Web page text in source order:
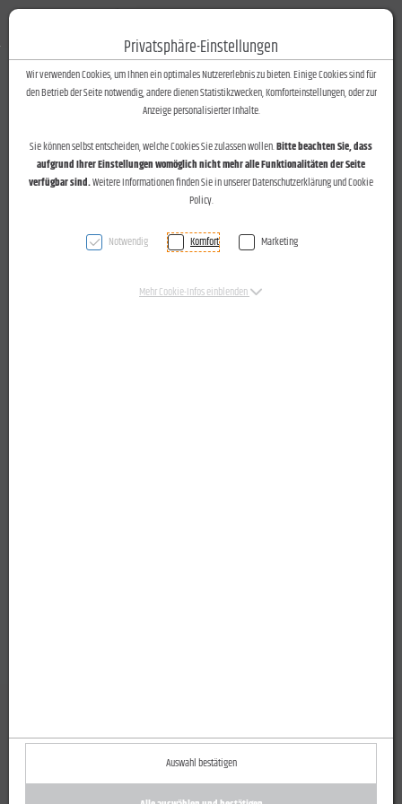
Zum Inhalt springen [AK + 0]
Zum Hauptmenü springen [AK + 1]
Zum Footer-Menü unten (angedockt an Browserrand) springen [AK + 2]
Zum Widget-Menü rechts springen [AK + 3]
Zu den Inhalten im Fußbereich springen [AK + 4]
Privatsphäre-Einstellungen
Wir verwenden Cookies, um Ihnen ein optimales Nutzererlebnis zu bieten. Einige Cookies sind für
den Betrieb der Seite notwendig, andere dienen Statistikzwecken, Komforteinstellungen, oder zur
Anzeige personalisierter Inhalte.
Sie können selbst entscheiden, welche Cookies Sie zulassen wollen.Bitte beachten Sie, dass
aufgrund Ihrer Einstellungen womöglich nicht mehr alle Funktionalitäten der Seite
verfügbar sind.Weitere Informationen finden Sie in unserer Datenschutzerklärung und Cookie
Policy.
Notwendig Komfort Marketing
Mehr Cookie-Infos einblenden
Auswahl bestätigen